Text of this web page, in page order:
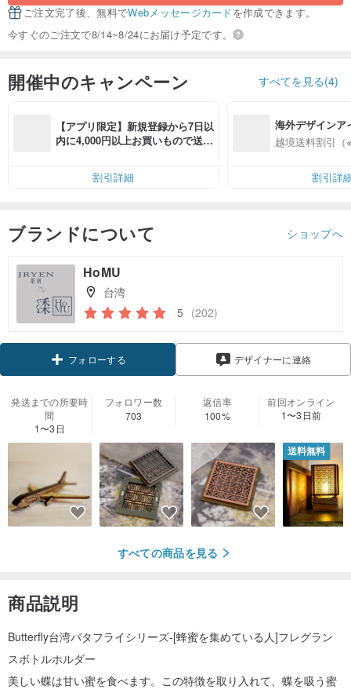
ご注文完了後、無料でWebメッセージカードを作成できます。
今すぐのご注文で8/14~8/24にお届け予定です。
開催中のキャンペーン すべてを見る(4)
【アプリ限定】新規登録から7日以
内に4,000円以上お買いもので送料
割引詳細
海外デザインア
入
越境送料割引（
割引詳
ブランドについて ショップへ
HoMU
台湾
5 (202)
フォローする デザイナーに連絡
発送までの所要時
間
1〜3日
フォロワー数
703
返信率
100%
前回オンライン
1〜3日前
送料無料
すべての商品を見る
商品説明
Butterfly台湾バタフライシリーズ-[蜂蜜を集めている人]フレグラン
スボトルホルダー
美しい蝶は甘い蜜を食べます。この特徴を取り入れて、蝶を吸う蜜